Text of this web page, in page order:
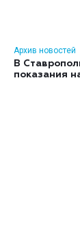
Архив новостей
В
показания